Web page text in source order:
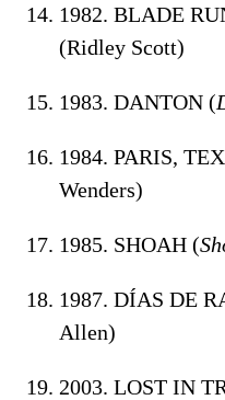
1982. BLADE
(Ridley Scott)
1983. DANTON (
1984. PARIS,
Wenders)
1985. SHOAH (
1987. DÍAS DE
Allen)
2003. LOST IN